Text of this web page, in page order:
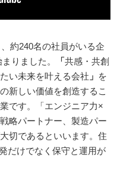
約240名の社員がいる企
りました。
「共感・共創
い未来を叶える会社 」 を
新しい価値を創造するこ
です。「エンジニア力×
略パートナー、製造パー
切であるといいます。住
だけでなく保守と運用が